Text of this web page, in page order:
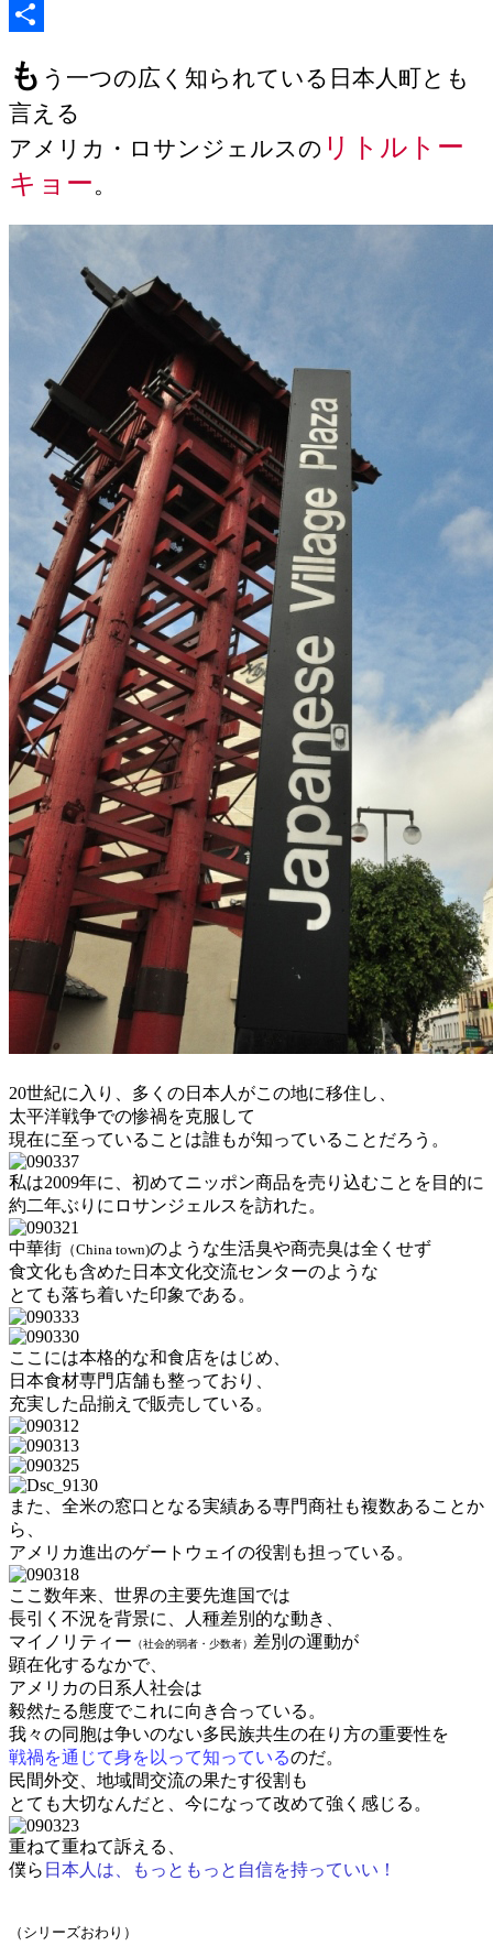
有
も う一つの広く知られている日本人町とも
言える
アメリカ・ロサンジェルスの リトルトー
キョー。
20世紀に入り、多くの日本人がこの地に移住し、
太平洋戦争での惨禍を克服して
現在に至っていることは誰もが知っていることだろう。
私は2009年に、初めてニッポン商品を売り込むことを目的に
約二年ぶりにロサンジェルスを訪れた。
中華街 （China town)のような生活臭や商売臭は全くせず
食文化も含めた日本文化交流センターのような
とても落ち着いた印象である。
ここには本格的な和食店をはじめ、
日本食材専門店舗も整っており、
充実した品揃えで販売している。
また、全米の窓口となる実績ある専門商社も複数あることか
ら、
アメリカ進出のゲートウェイの役割も担っている。
ここ数年来、世界の主要先進国では
長引く不況を背景に、人種差別的な動き、
マイノリティー （社会的弱者・少数者） 差別の運動が
顕在化するなかで、
アメリカの日系人社会は
毅然たる態度でこれに向き合っている。
我々の同胞は争いのない多民族共生の在り方の重要性を
戦禍を通じて身を以って知っているのだ。
民間外交、地域間交流の果たす役割も
とても大切なんだと、今になって改めて強く感じる。
重ねて重ねて訴える、
僕ら 日本人は、もっともっと自信を持っていい！
（シリーズおわり）